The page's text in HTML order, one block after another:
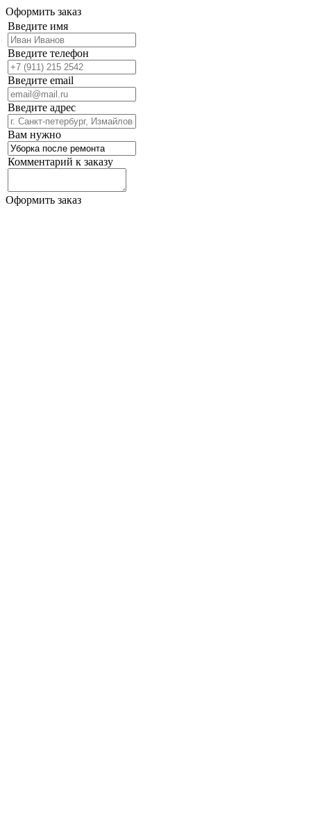
Оформить заказ
Введите имя
Введите телефон
Введите email
Введите адрес
Вам нужно
Комментарий к заказу
Оформить заказ